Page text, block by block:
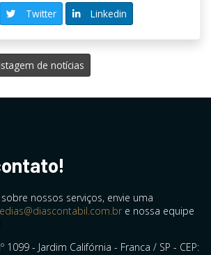
Twitter Linkedin
de notícias
nossos serviços, envie uma
e nossa equipe
1099 - Jardim Califórnia - Franca / SP - CEP: